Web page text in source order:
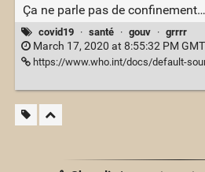
Ça ne parle pas de confinement…
covid19 · santé · gouv · grrrr
March 17, 2020 at 8:55:32 PM
https://www.who.int/docs/default-source/coronaviruse/situation-reports/